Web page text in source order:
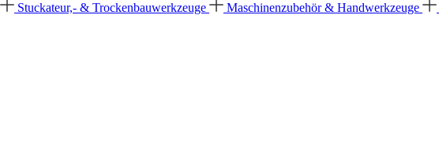
Stuckateur,- & Trockenbauwerkzeuge Maschinenzubehör & Handwerkzeuge